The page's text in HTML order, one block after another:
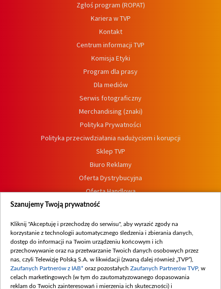
Zgłoś program (ROPAT)
Kariera w TVP
Kontakt
Centrum informacji TVP
Komisja Etyki
Program dla prasy
Dla mediów
Serwis fotograficzny
Merchandising (znaki)
Polityka Prywatności
Polityka przeciwdziałania nadużyciom i korupcji
Sklep TVP
Biuro Reklamy
Oferta Dystrybucyjna
Oferta Handlowa
Dostępność
Procedura zgłoszeń wewnętrznych
Szanujemy Twoją prywatność
Kliknij "Akceptuję i przechodzę do serwisu", aby wyrazić zgody na
korzystanie z technologii automatycznego śledzenia i zbierania danych,
dostęp do informacji na Twoim urządzeniu końcowym i ich
przechowywanie oraz na przetwarzanie Twoich danych osobowych przez
nas, czyli Telewizję Polską S.A. w likwidacji (zwaną dalej również „TVP”),
Zaufanych Partnerów z IAB* oraz pozostałych Zaufanych Partnerów TVP, w
celach marketingowych (w tym do zautomatyzowanego dopasowania
reklam do Twoich zainteresowań i mierzenia ich skuteczności) i